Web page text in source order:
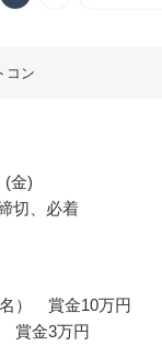
コン
(金)
切、必着
） 賞金10万円
賞金3万円